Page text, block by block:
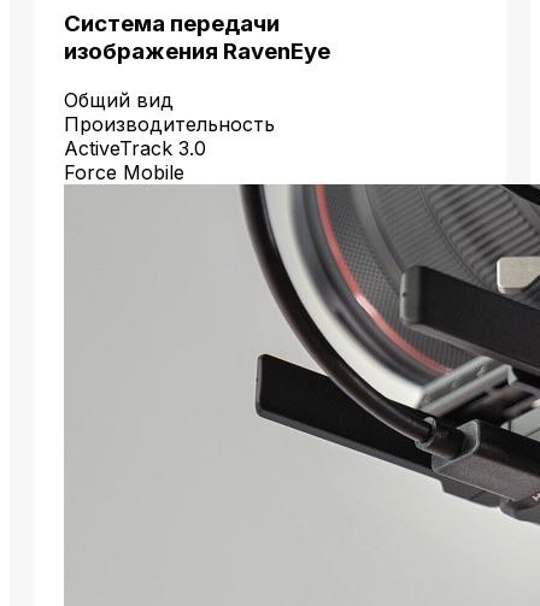
Система передачи
изображения RavenEye
Общий вид
Производительность
ActiveTrack 3.0
Force Mobile